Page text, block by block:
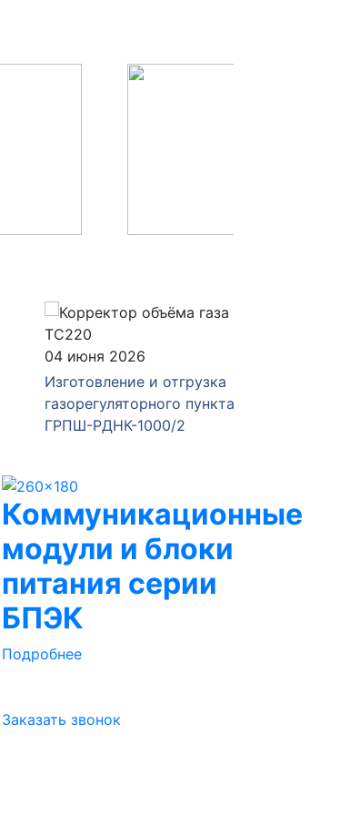
04 июня 2026
Изготовление и отгрузка
газорегуляторного пункта
ГРПШ-РДНК-1000/2
Коммуникационные
модули и блоки
питания серии
БПЭК
Подробнее
Заказать звонок